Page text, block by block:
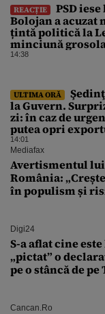
REACȚIE
PSD
Bolojan a acuzat
țintă politică la
minciună
încearcă să
14:38
ULTIMA ORĂ
la Guvern.
zi: în caz de
putea opri
afara țării
14:01
Mediafax
Avertismentul
România:
în populism și
Digi24
S-a aflat cine
„pictat” o
pe o stâncă de
Cancan.ro